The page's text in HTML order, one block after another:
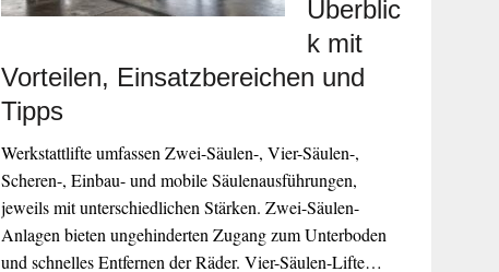
Überblic
k mit
Vorteilen, Einsatzbereichen und
Tipps
Werkstattlifte umfassen Zwei-Säulen-, Vier-Säulen-,
Scheren-, Einbau- und mobile Säulenausführungen,
jeweils mit unterschiedlichen Stärken. Zwei-Säulen-
Anlagen bieten ungehinderten Zugang zum Unterboden
und schnelles Entfernen der Räder. Vier-Säulen-Lifte…